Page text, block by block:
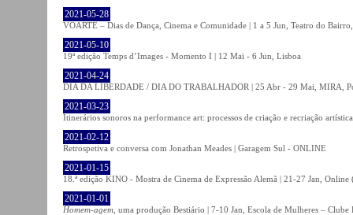
2021-05-28
VOARTE – Dias de Dança, Cinema e Comunidade | 1 a 5 Jun, Teatro do
2021-05-10
19ª edição Temps d’Images - Momento I | 12 Mai - 6 Jun, Lisboa
2021-04-24
DIA DA LIBERDADE / DIA DO TRABALHADOR | 25 Abr - 29 Mai, MIRA,
2021-03-23
Itinerários sonoros na performance art: processos de criação e recriação
2021-02-12
Retrospetiva e conversa com Jonathan Meades | Garagem Sul - ONLINE
2021-01-15
18.ª edição KINO - Mostra de Cinema de Expressão Alemã | 21-27 Jan,
2021-01-01
Homem-agem , uma produção Bestiário | 7-10 Jan, Escola de Mulheres – Clube